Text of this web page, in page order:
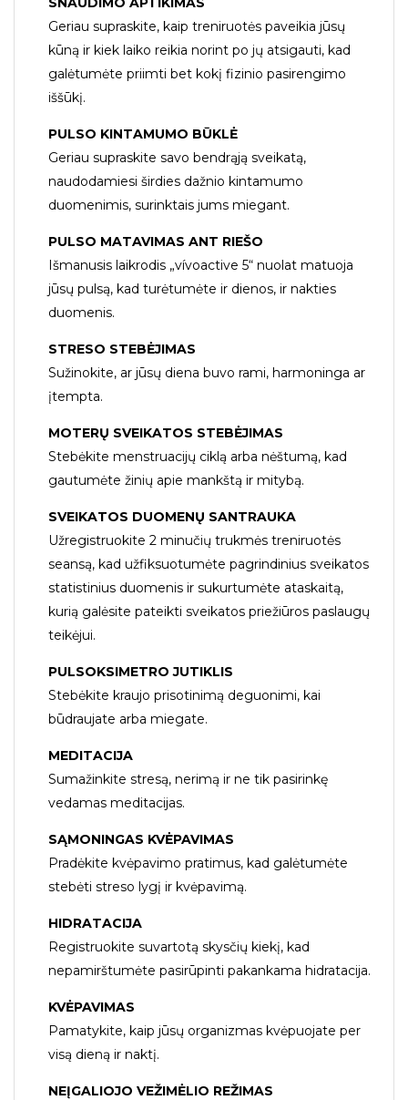
Geriau supraskite, kaip treniruotės paveikia jūsų
kūną ir kiek laiko reikia norint po jų atsigauti, kad
galėtumėte priimti bet kokį fizinio pasirengimo
iššūkį.
PULSO KINTAMUMO BŪKLĖ
Geriau supraskite savo bendrąją sveikatą,
naudodamiesi širdies dažnio kintamumo
duomenimis, surinktais jums miegant.
PULSO MATAVIMAS ANT RIEŠO
Išmanusis laikrodis „vívoactive 5“ nuolat matuoja
jūsų pulsą, kad turėtumėte ir dienos, ir nakties
duomenis.
STRESO STEBĖJIMAS
Sužinokite, ar jūsų diena buvo rami, harmoninga ar
įtempta.
MOTERŲ SVEIKATOS STEBĖJIMAS
Stebėkite menstruacijų ciklą arba nėštumą, kad
gautumėte žinių apie mankštą ir mitybą.
SVEIKATOS DUOMENŲ SANTRAUKA
Užregistruokite 2 minučių trukmės treniruotės
seansą, kad užfiksuotumėte pagrindinius sveikatos
statistinius duomenis ir sukurtumėte ataskaitą,
kurią galėsite pateikti sveikatos priežiūros paslaugų
teikėjui.
PULSOKSIMETRO JUTIKLIS
Stebėkite kraujo prisotinimą deguonimi, kai
būdraujate arba miegate.
MEDITACIJA
Sumažinkite stresą, nerimą ir ne tik pasirinkę
vedamas meditacijas.
SĄMONINGAS KVĖPAVIMAS
Pradėkite kvėpavimo pratimus, kad galėtumėte
stebėti streso lygį ir kvėpavimą.
HIDRATACIJA
Registruokite suvartotą skysčių kiekį, kad
nepamirštumėte pasirūpinti pakankama hidratacija.
KVĖPAVIMAS
Pamatykite, kaip jūsų organizmas kvėpuojate per
visą dieną ir naktį.
NEĮGALIOJO VEŽIMĖLIO REŽIMAS